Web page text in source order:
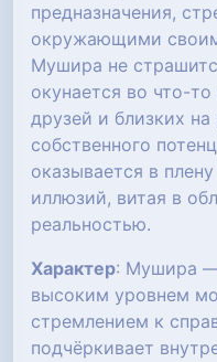
предназначения,
окружающими
Мушира не
окунается во что-
друзей и близких
собственного
оказывается в
иллюзий, витая в
реальностью.
Характер: Мушира
высоким уровнем
стремлением к
подчёркивает